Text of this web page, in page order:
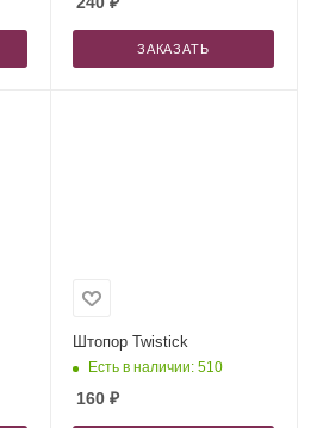
ЗАКАЗАТЬ
Штопор Twistick
Есть в наличии: 510
160₽